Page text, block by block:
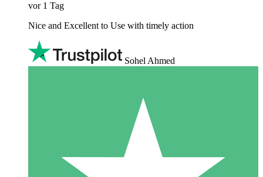
vor 1 Tag
Nice and Excellent to Use with timely action
Sohel Ahmed